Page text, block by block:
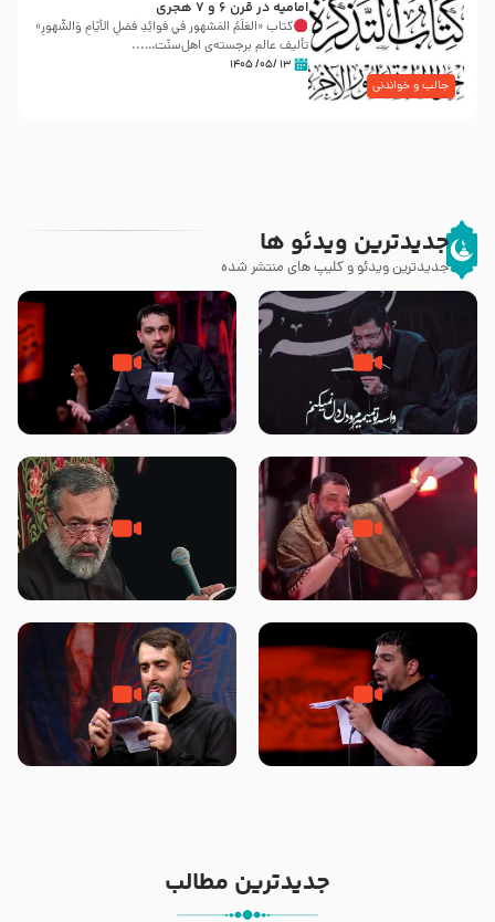
جالب و خواندنی
امامیه در قرن ۶ و ۷ هجری
کتاب «العَلَمُ المَشهور في فَوائِدِ فَضلِ الأيّامِ وَالشُّهورِ»
تألیف عالم برجسته‌ی اهل‌سنّت…...
۱۳ /۰۵/ ۱۴۰۵
جدیدترین ویدئو ها
جدیدترین ویدئو و کلیپ های منتشر شده
مصداق کربلا – حاج حسین سیب
سرخی
شور ، حسینا! به‌ حق زهرا «أُنْظُرْ
إِلَینا» – عزاداری شب هفتم ماه
جانا جانا ابی عبدالله – کربلایی جواد
مقدم – شب هشتم محرم 1448 –
مادر منم مثل تو خمیدم – حاج
محمود کریمی – شهادت حضرت
هیئت رایة العباس علیه السلام
تک ، عبّاس، صاحب دل‌هاست –
حاج حنیف طاهری – عزاداری شب
من غلام نوکراتم من عاشق کربلاتم
– شور زمینه – شب هفتم – محرم
جدیدترین مطالب